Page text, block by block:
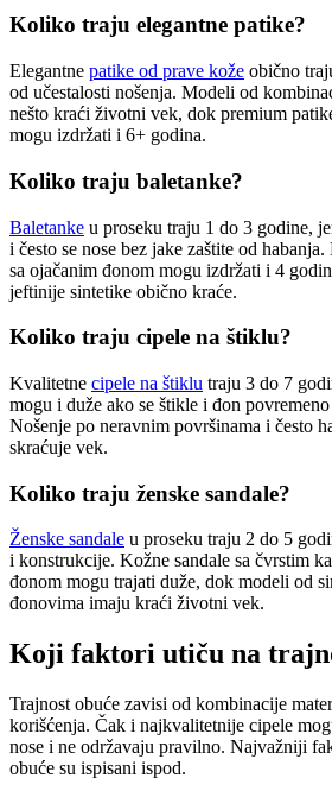
Koliko traju elegantne patike?
Elegantne patike od prave kože obično
od učestalosti nošenja. Modeli od
nešto kraći životni vek, dok premium
mogu izdržati i 6+ godina.
Koliko traju baletanke?
Baletanke u proseku traju 1 do 3 godine,
i često se nose bez jake zaštite od
sa ojačanim đonom mogu izdržati i 4
jeftinije sintetike obično kraće.
Koliko traju cipele na štiklu?
Kvalitetne cipele na štiklu traju 3 do 7
mogu i duže ako se štikle i đon
Nošenje po neravnim površinama i često
skraćuje vek.
Koliko traju ženske sandale?
Ženske sandale u proseku traju 2 do 5
i konstrukcije. Kožne sandale sa čvrstim
đonom mogu trajati duže, dok modeli od
đonovima imaju kraći životni vek.
Koji faktori utiču na
Trajnost obuće zavisi od kombinacije
korišćenja. Čak i najkvalitetnije cipele
nose i ne održavaju pravilno. Najvažniji
obuće su ispisani ispod.